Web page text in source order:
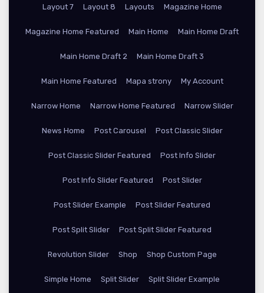
Layout 7 Layout 8 Layouts Magazine Home
Magazine Home Featured Main Home Main Home Draft
Main Home Draft 2 Main Home Draft 3
Main Home Featured Mapa strony My Account
Narrow Home Narrow Home Featured Narrow Slider
News Home Post Carousel Post Classic Slider
Post Classic Slider Featured Post Info Slider
Post Info Slider Featured Post Slider
Post Slider Example Post Slider Featured
Post Split Slider Post Split Slider Featured
Revolution Slider Shop Shop Custom Page
Simple Home Split Slider Split Slider Example